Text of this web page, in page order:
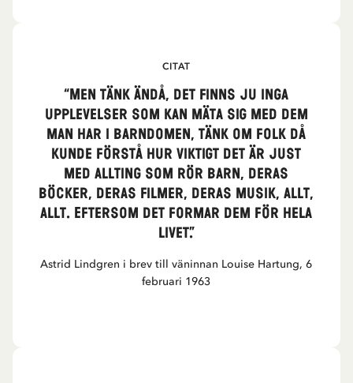
CITAT
“Men tänk ändå, det finns ju inga
upplevelser som kan mäta sig med dem
man har i barndomen, tänk om folk då
kunde förstå hur viktigt det är just
med allting som rör barn, deras
böcker, deras filmer, deras musik, allt,
allt. Eftersom det formar dem för hela
livet.”
Astrid Lindgren i brev till väninnan Louise Hartung, 6
februari 1963